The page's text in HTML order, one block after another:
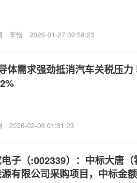
李怡 2026-01-27 09:58:23
体需求强劲抵消汽车关税压
2026-02-06 01:31:23
子（:002339）：中标大唐
有限公司采购项目，中标金